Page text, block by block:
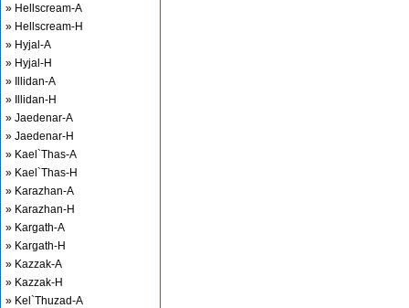
» Hellscream-A
» Hellscream-H
» Hyjal-A
» Hyjal-H
» Illidan-A
» Illidan-H
» Jaedenar-A
» Jaedenar-H
» Kael`Thas-A
» Kael`Thas-H
» Karazhan-A
» Karazhan-H
» Kargath-A
» Kargath-H
» Kazzak-A
» Kazzak-H
» Kel`Thuzad-A